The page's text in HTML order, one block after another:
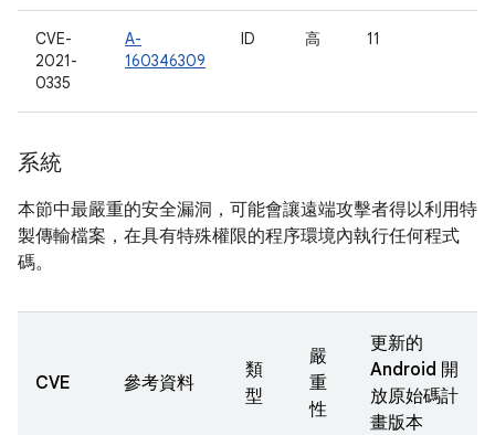
CVE-
2021-
0335
A-
160346309
ID 高 11
系統
本節中最嚴重的安全漏洞，可能會讓遠端攻擊者得以利用特
製傳輸檔案，在具有特殊權限的程序環境內執行任何程式
碼。
CVE 參考資料
類
型
嚴
重
性
更新的
Android 開
放原始碼計
畫版本